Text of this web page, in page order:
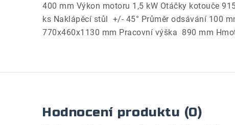
400 mm Výkon motoru 1,5 kW Otáčky kotouče
ks Naklápěcí stůl +/- 45° Průměr odsávání 100
770x460x1130 mm Pracovní výška 890 mm
Hodnocení produktu (0)